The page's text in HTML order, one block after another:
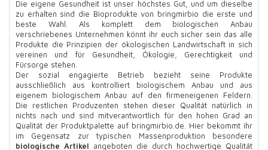
Die eigene Gesundheit ist unser höchstes Gut, und um dieselbe
zu erhalten sind die Bioprodukte von bringmirbio die erste und
beste Wahl. Als komplett dem biologischen Anbau
verschriebenes Unternehmen könnt ihr euch sicher sein das alle
Produkte die Prinzipien der ökologischen Landwirtschaft in sich
vereinen und für Gesundheit, Ökologie, Gerechtigkeit und
Fürsorge stehen.
Der sozial engagierte Betrieb bezieht seine Produkte
ausschließlich aus kontrolliert biologischem Anbau und aus
eigenem biologischem Anbau auf den firmeneigenen Feldern.
Die restlichen Produzenten stehen dieser Qualität natürlich in
nichts nach und sind mitverantwortlich für den hohen Grad an
Qualität der Produktpalette auf bringmirbio.de. Hier bekommt ihr
im Gegensatz zur typischen Massenproduktion besondere
biologische Artikel angeboten die durch hochwertige Qualität